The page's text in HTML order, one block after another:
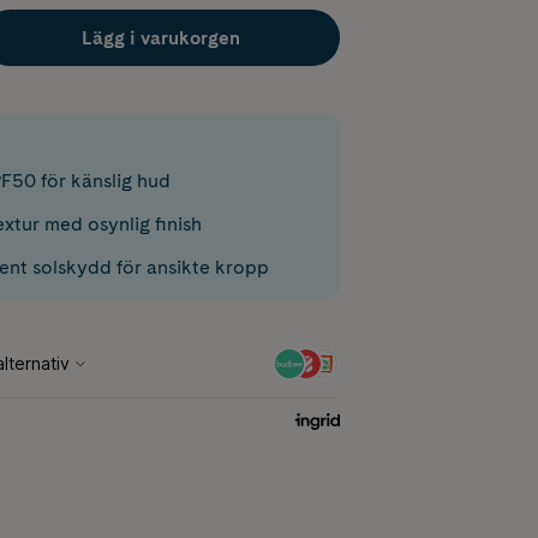
Lägg i varukorgen
för känslig hud
med osynlig finish
solskydd för ansikte kropp